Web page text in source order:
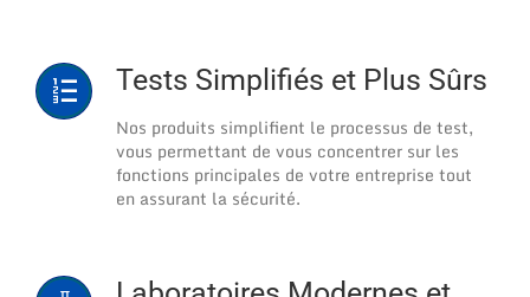
Tests Simplifiés et Plus Sûrs
Nos produits simplifient le processus de test,
vous permettant de vous concentrer sur les
fonctions principales de votre entreprise tout
en assurant la sécurité.